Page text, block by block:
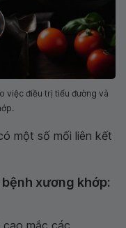
việc điều trị tiểu đường và
một số mối liên kết
xương khớp:
mắc các